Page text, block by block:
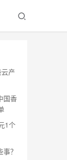
产
国香
1个
？